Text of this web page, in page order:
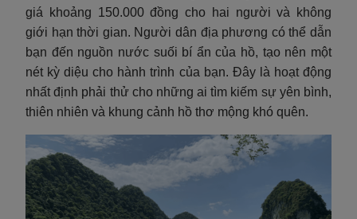
giá khoảng 150.000 đồng cho hai người và không
giới hạn thời gian. Người dân địa phương có thể dẫn
bạn đến nguồn nước suối bí ẩn của hồ, tạo nên một
nét kỳ diệu cho hành trình của bạn. Đây là hoạt động
nhất định phải thử cho những ai tìm kiếm sự yên bình,
thiên nhiên và khung cảnh hồ thơ mộng khó quên.